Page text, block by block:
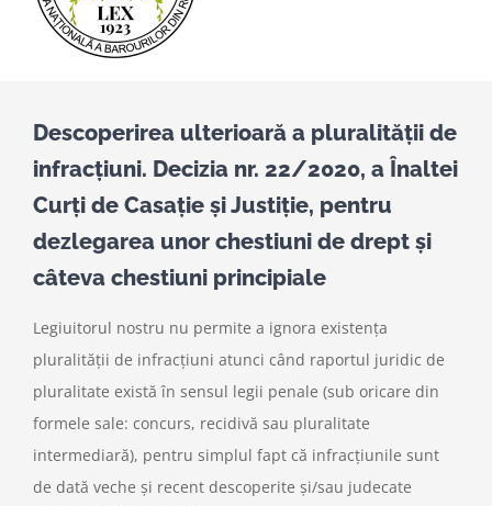
Descoperirea ulterioară a pluralităţii de
infracţiuni. Decizia nr. 22/2020, a Înaltei
Curţi de Casaţie şi Justiţie, pentru
dezlegarea unor chestiuni de drept şi
câteva chestiuni principiale
Legiuitorul nostru nu permite a ignora existenţa
pluralităţii de infracţiuni atunci când raportul juridic de
pluralitate există în sensul legii penale (sub oricare din
for­mele sale: concurs, recidivă sau pluralitate
intermediară), pentru simplul fapt că infracţiu­nile sunt
de dată veche şi recent descoperite şi/sau judecate